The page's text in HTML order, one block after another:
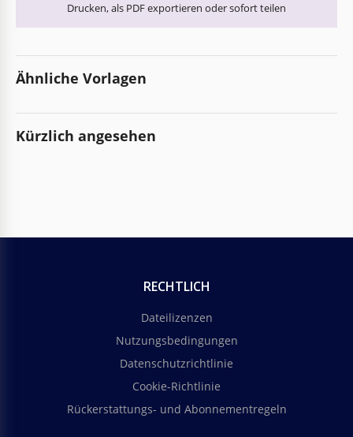
Drucken, als PDF exportieren oder sofort teilen
Ähnliche Vorlagen
Kürzlich angesehen
RECHTLICH
Dateilizenzen
Nutzungsbedingungen
Datenschutzrichtlinie
Cookie-Richtlinie
Rückerstattungs- und Abonnementregeln